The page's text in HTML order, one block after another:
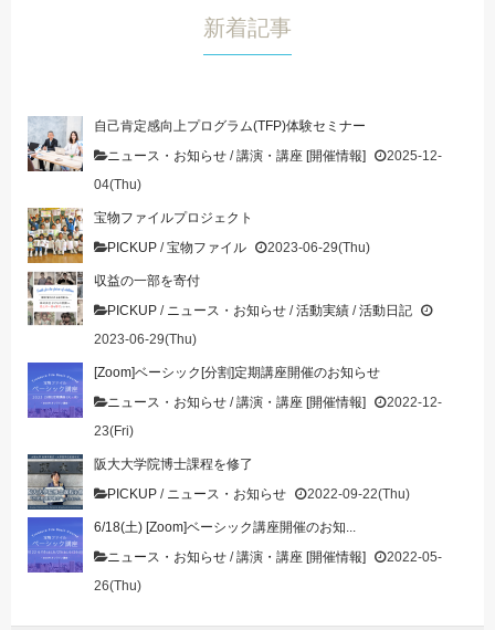
新着記事
自己肯定感向上プログラム(TFP)体験セミナー
ニュース・お知らせ /講演・講座 [開催情報]
2025-12-
04(Thu)
宝物ファイルプロジェクト
PICKUP /宝物ファイル 2023-06-29(Thu)
収益の一部を寄付
PICKUP / ニュース・お知らせ /活動実績 /活動日記
2023-06-29(Thu)
[Zoom]ベーシック[分割]定期講座開催のお知らせ
ニュース・お知らせ /講演・講座 [開催情報]
2022-12-
23(Fri)
阪大大学院博士課程を修了
PICKUP / ニュース・お知らせ 2022-09-22(Thu)
6/18(土) [Zoom]ベーシック講座開催のお知...
ニュース・お知らせ /講演・講座 [開催情報]
2022-05-
26(Thu)